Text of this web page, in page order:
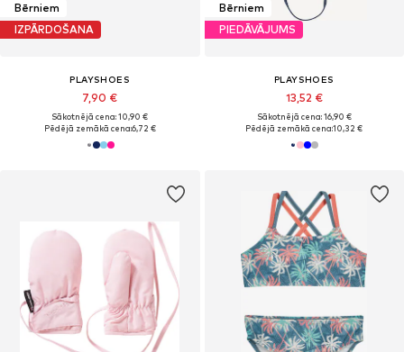
Bērniem
IZPĀRDOŠANA
PLAYSHOES
7,90 €
Sākotnējā cena: 10,90 €
Pēdējā zemākā cena:6,72 €
Bērniem
PIEDĀVĀJUMS
PLAYSHOES
13,52 €
Sākotnējā cena: 16,90 €
Pēdējā zemākā cena:10,32 €